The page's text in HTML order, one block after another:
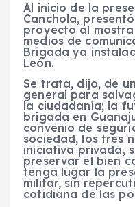
Al inicio de la
Canchola,
proyecto al
medios de
Brigada ya
León.
Se trata, dijo, de
general para
la ciudadanía; la
brigada en
convenio de
sociedad, los tres
iniciativa privada,
preservar el bien
tenga lugar la
militar, sin
cotidiana de las